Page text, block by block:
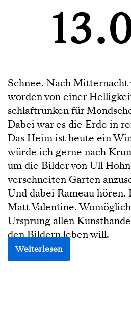
Schnee. Nach
worden von einer
schlaftrunken für
Dabei war es die Erde in
Das Heim ist heute ein
würde ich gerne nach
um die Bilder von Ull
verschneiten Garten
Und dabei Rameau hören.
Matt Valentine.
Ursprung allen
den Bildern leben will.
Weiterlesen